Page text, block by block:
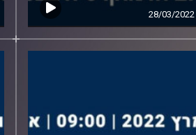
28/03/2022